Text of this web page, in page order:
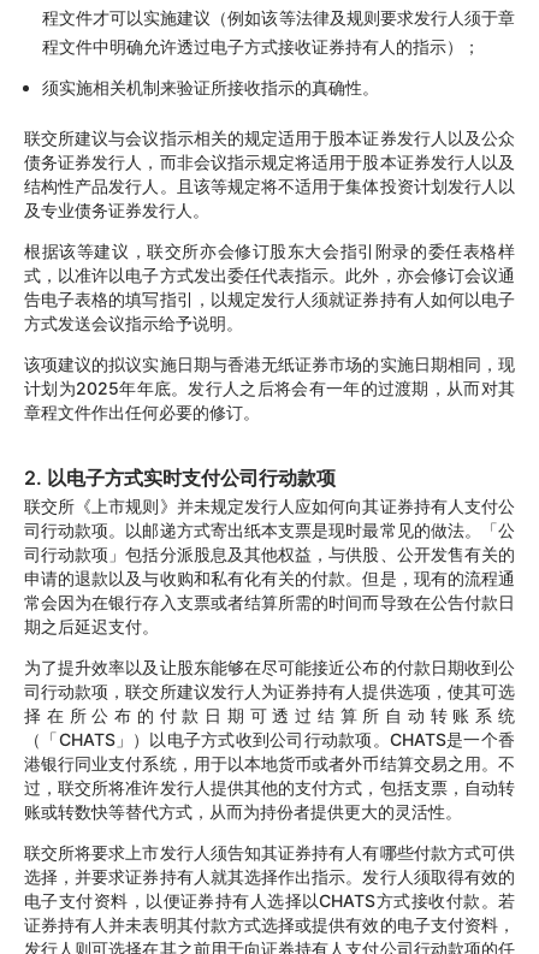
程文件才可以实施建议（例如该等法律及规则要求发行人须于章
程文件中明确允许透过电子方式接收证券持有人的指示）；
须实施相关机制来验证所接收指示的真确性。
联交所建议与会议指示相关的规定适用于股本证券发行人以及公众
债务证券发行人，而非会议指示规定将适用于股本证券发行人以及
结构性产品发行人。且该等规定将不适用于集体投资计划发行人以
及专业债务证券发行人。
根据该等建议，联交所亦会修订股东大会指引附录的委任表格样
式，以准许以电子方式发出委任代表指示。此外，亦会修订会议通
告电子表格的填写指引，以规定发行人须就证券持有人如何以电子
方式发送会议指示给予说明。
该项建议的拟议实施日期与香港无纸证券市场的实施日期相同，现
计划为2025年年底。发行人之后将会有一年的过渡期，从而对其
章程文件作出任何必要的修订。
2. 以电子方式实时支付公司行动款项
联交所《上市规则》并未规定发行人应如何向其证券持有人支付公
司行动款项。以邮递方式寄出纸本支票是现时最常见的做法。「公
司行动款项」包括分派股息及其他权益，与供股、公开发售有关的
申请的退款以及与收购和私有化有关的付款。但是，现有的流程通
常会因为在银行存入支票或者结算所需的时间而导致在公告付款日
期之后延迟支付。
为了提升效率以及让股东能够在尽可能接近公布的付款日期收到公
司行动款项，联交所建议发行人为证券持有人提供选项，使其可选
择在所公布的付款日期可透过结算所自动转账系统
（「CHATS」）以电子方式收到公司行动款项。CHATS是一个香
港银行同业支付系统，用于以本地货币或者外币结算交易之用。不
过，联交所将准许发行人提供其他的支付方式，包括支票，自动转
账或转数快等替代方式，从而为持份者提供更大的灵活性。
联交所将要求上市发行人须告知其证券持有人有哪些付款方式可供
选择，并要求证券持有人就其选择作出指示。发行人须取得有效的
电子支付资料，以便证券持有人选择以CHATS方式接收付款。若
证券持有人并未表明其付款方式选择或提供有效的电子支付资料，
发行人则可选择在其之前用于向证券持有人支付公司行动款项的任